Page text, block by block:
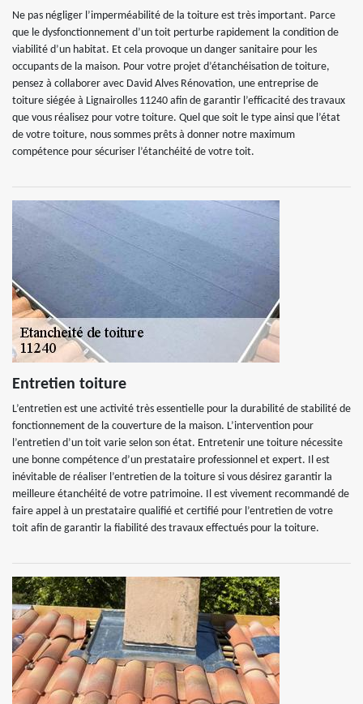
Ne pas négliger l’imperméabilité de la toiture est très important. Parce
que le dysfonctionnement d’un toit perturbe rapidement la condition de
viabilité d’un habitat. Et cela provoque un danger sanitaire pour les
occupants de la maison. Pour votre projet d’étanchéisation de toiture,
pensez à collaborer avec David Alves Rénovation, une entreprise de
toiture siégée à Lignairolles 11240 afin de garantir l’efficacité des travaux
que vous réalisez pour votre toiture. Quel que soit le type ainsi que l’état
de votre toiture, nous sommes prêts à donner notre maximum
compétence pour sécuriser l’étanchéité de votre toit.
Entretien toiture
L’entretien est une activité très essentielle pour la durabilité de stabilité de
fonctionnement de la couverture de la maison. L’intervention pour
l’entretien d’un toit varie selon son état. Entretenir une toiture nécessite
une bonne compétence d’un prestataire professionnel et expert. Il est
inévitable de réaliser l’entretien de la toiture si vous désirez garantir la
meilleure étanchéité de votre patrimoine. Il est vivement recommandé de
faire appel à un prestataire qualifié et certifié pour l’entretien de votre
toit afin de garantir la fiabilité des travaux effectués pour la toiture.